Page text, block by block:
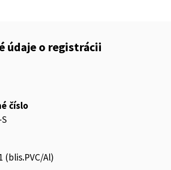
údaje o registrácii
číslo
(blis.PVC/Al)